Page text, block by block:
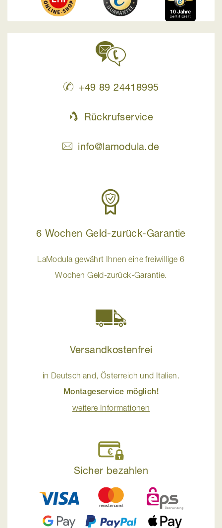
+49 89 24418995
Rückrufservice
info@lamodula.de
6 Wochen Geld-zurück-Garantie
LaModula gewährt Ihnen eine freiwillige 6
Wochen Geld-zurück-Garantie.
Versandkostenfrei
in Deutschland, Österreich und Italien.
Montageservice möglich!
weitere Informationen
Sicher bezahlen